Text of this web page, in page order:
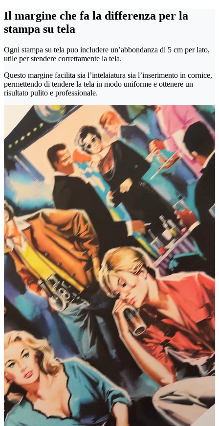
Il margine che fa la differenza per la
stampa su tela
Ogni stampa su tela puo includere un’abbondanza di 5 cm per lato,
utile per stendere correttamente la tela.
Questo margine facilita sia l’intelaiatura sia l’inserimento in cornice,
permettendo di tendere la tela in modo uniforme e ottenere un
risultato pulito e professionale.